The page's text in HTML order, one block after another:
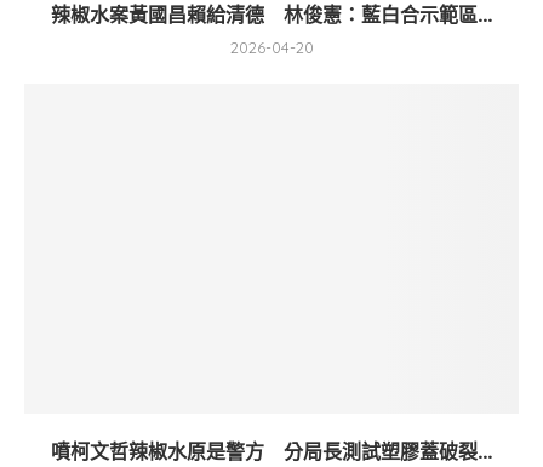
辣椒水案黃國昌賴給清德 林俊憲：藍白合示範區...
2026-04-20
噴柯文哲辣椒水原是警方 分局長測試塑膠蓋破裂...